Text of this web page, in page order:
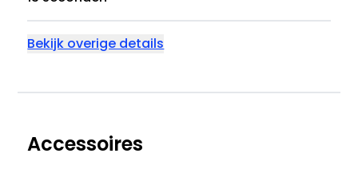
Bekijk overige details
Accessoires